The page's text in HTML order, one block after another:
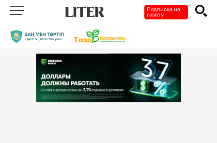
Подписка на
газету